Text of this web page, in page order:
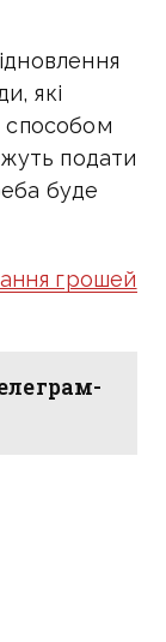
які
способом
подати
буде
грошей